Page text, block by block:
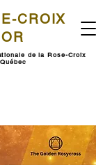
CROIX
de la Rose-Croix